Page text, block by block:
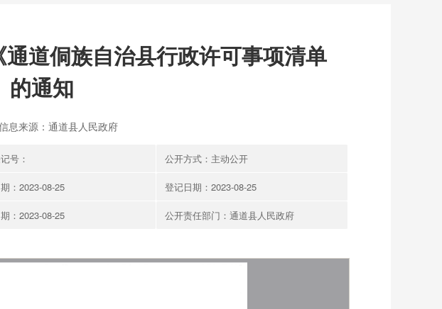
道侗族自治县行政许可事项清单
的通知
息来源：通道县人民政府
号： 公开方式：主动公开
：2023-08-25 登记日期：2023-08-25
：2023-08-25 公开责任部门：通道县人民政府